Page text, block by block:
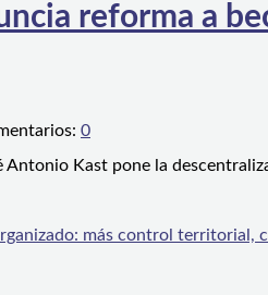
reforma a
0
Kast pone la